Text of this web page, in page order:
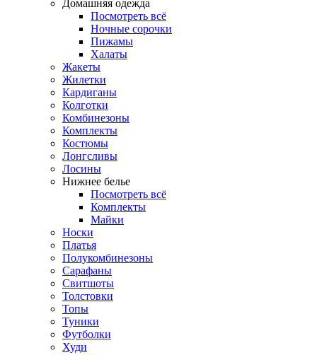
Домашняя одежда
Посмотреть всё
Ночные сорочки
Пижамы
Халаты
Жакеты
Жилетки
Кардиганы
Колготки
Комбинезоны
Комплекты
Костюмы
Лонгсливы
Лосины
Нижнее белье
Посмотреть всё
Комплекты
Майки
Носки
Платья
Полукомбинезоны
Сарафаны
Свитшоты
Толстовки
Топы
Туники
Футболки
Худи